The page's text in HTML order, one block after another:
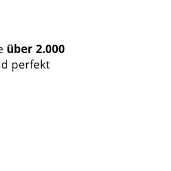
über 2.000
perfekt